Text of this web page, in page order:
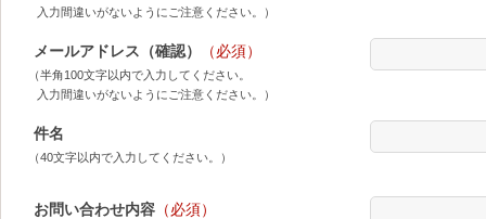
入力間違いがないようにご注意ください。）
メールアドレス（確認） （必須）
（半角100文字以内で入力してください。
入力間違いがないようにご注意ください。）
件名
（40文字以内で入力してください。）
お問い合わせ内容 （必須）